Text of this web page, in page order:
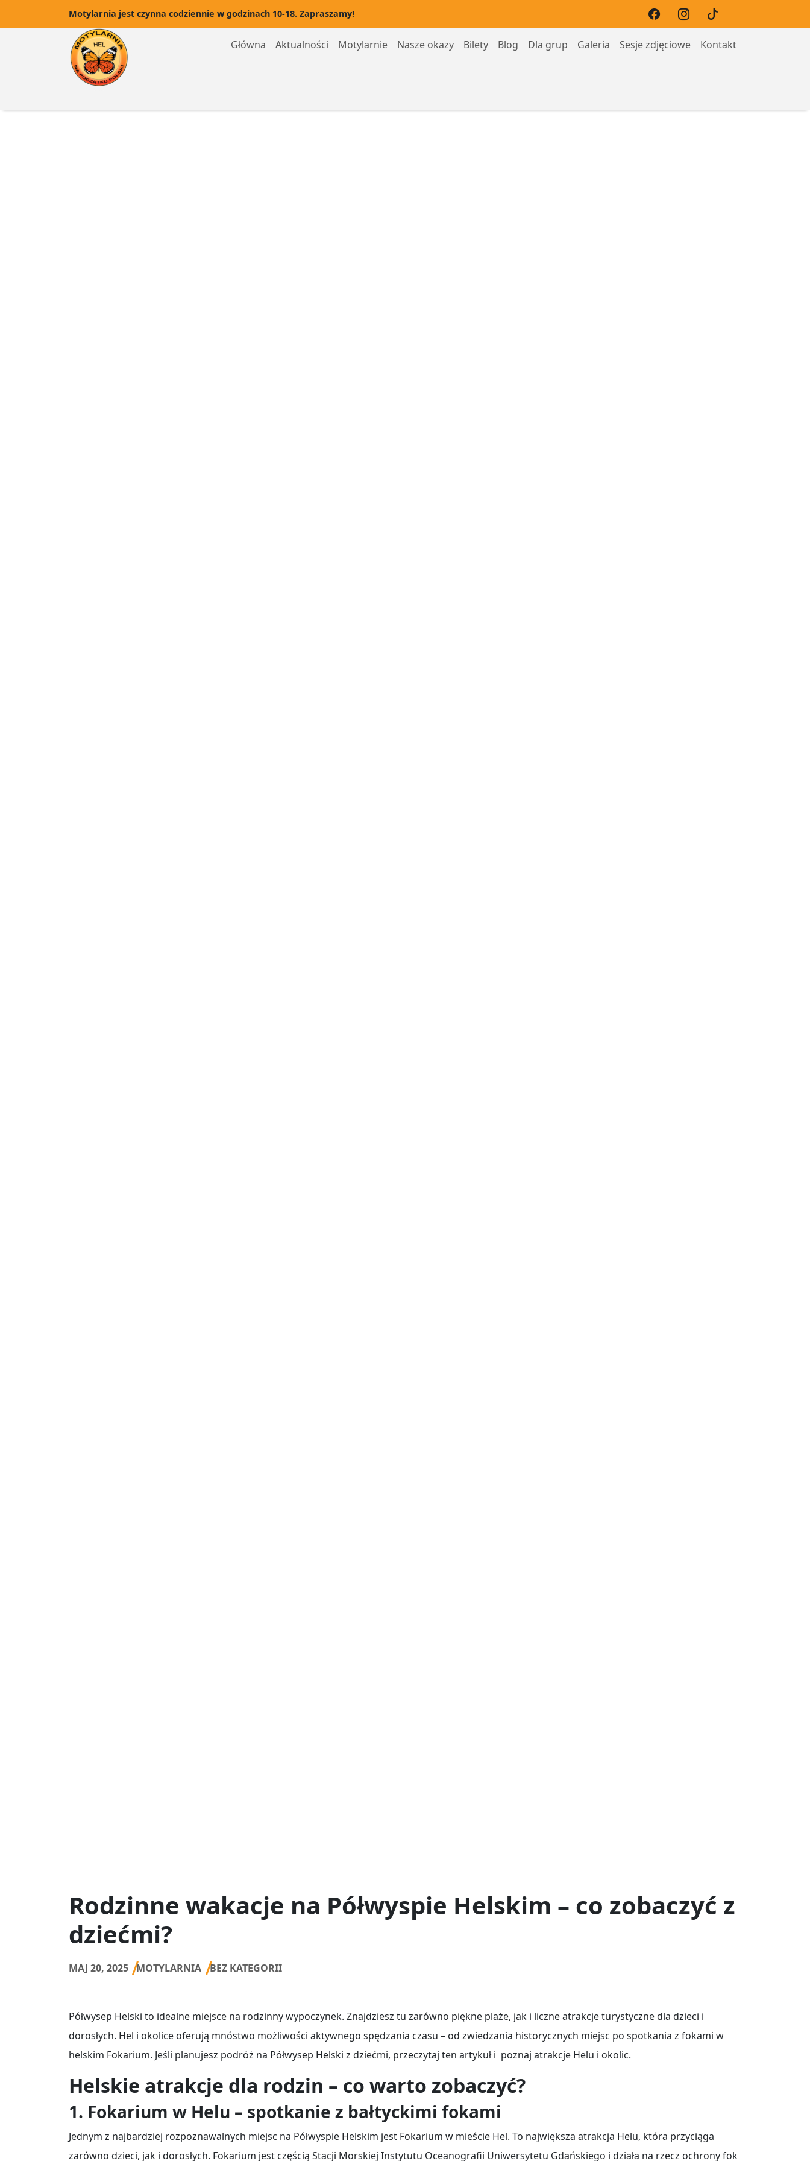
Motylarnia jest czynna codziennie w godzinach 10-18. Zapraszamy!
Główna Aktualności Motylarnie
Motylarnia Hel
Nasze okazy Bilety Blog Dla grup Galeria Sesje zdjęciowe Kontakt
Rodzinne wakacje na Półwyspie Helskim – co zobaczyć z
dziećmi?
MAJ 20, 2025 MOTYLARNIA BEZ KATEGORII
Półwysep Helski to idealne miejsce na rodzinny wypoczynek. Znajdziesz tu zarówno piękne plaże, jak i liczne atrakcje turystyczne dla dzieci i
dorosłych. Hel i okolice oferują mnóstwo możliwości aktywnego spędzania czasu – od zwiedzania historycznych miejsc po spotkania z fokami w
helskim Fokarium. Jeśli planujesz podróż na Półwysep Helski z dziećmi, przeczytaj ten artykuł i poznaj atrakcje Helu i okolic.
Helskie atrakcje dla rodzin – co warto zobaczyć?
1. Fokarium w Helu – spotkanie z bałtyckimi fokami
Jednym z najbardziej rozpoznawalnych miejsc na Półwyspie Helskim jest Fokarium w mieście Hel. To największa atrakcja Helu, która przyciąga
zarówno dzieci, jak i dorosłych. Fokarium jest częścią Stacji Morskiej Instytutu Oceanografii Uniwersytetu Gdańskiego i działa na rzecz ochrony fok